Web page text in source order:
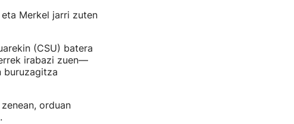
Merkel jarri zuten
(CSU) batera
irabazi zuen—
buruzagitza
orduan